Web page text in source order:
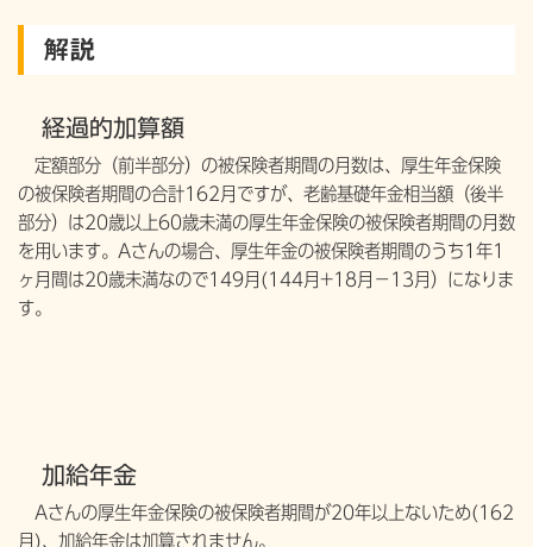
解説
経過的加算額
定額部分（前半部分）の被保険者期間の月数は、厚生年金保険
の被保険者期間の合計162月ですが、老齢基礎年金相当額（後半
部分）は20歳以上60歳未満の厚生年金保険の被保険者期間の月数
を用います。Aさんの場合、厚生年金の被保険者期間のうち1年1
ヶ月間は20歳未満なので149月(144月+18月−13月）になりま
す。
加給年金
Aさんの厚生年金保険の被保険者期間が20年以上ないため(162
月)、加給年金は加算されません。